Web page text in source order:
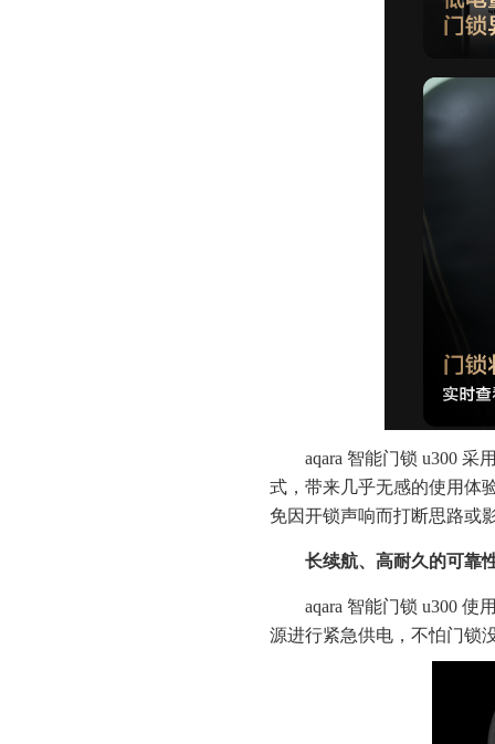
aqara 智能门锁 u300
式，带来几乎无感的使用体
免因开锁声响而打断思路或
长续航、高耐久的可靠
aqara 智能门锁 u300 使
源进行紧急供电，不怕门锁